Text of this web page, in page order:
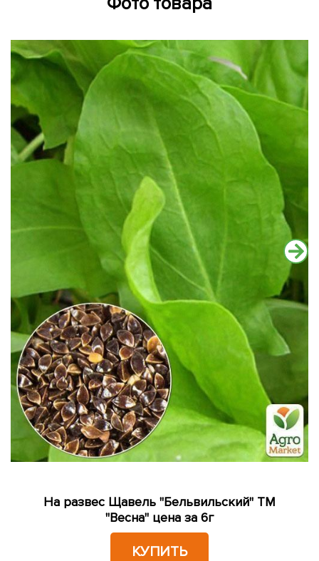
На развес Щавель "Бельвильский" ТМ
"Весна" цена за 6г
КУПИТЬ